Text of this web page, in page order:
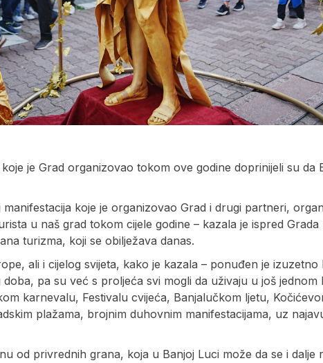
je Grad organizovao tokom ove godine doprinijeli su da
koje je organizovao Grad i drugi partneri,
u naš grad tokom cijele godine – kazala je ispred Grada
turizma, koji se obilježava danas.
ali i cijelog svijeta, kako je kazala – ponuđen je
pa su već s proljeća svi mogli da uživaju u još jednom
karnevalu, Festivalu cvijeća, Banjalučkom ljetu,
plažama, brojnim duhovnim manifestacijama, uz
od privrednih grana, koja u Banjoj Luci može da se i dalje